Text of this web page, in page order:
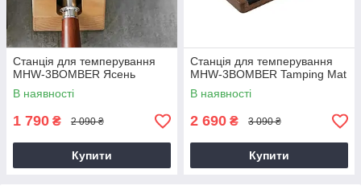
Станція для темперування
MHW-3BOMBER Ясень
В наявності
1 790 ₴ 2 090 ₴
Купити
Станція для темперування
MHW-3BOMBER Tamping Mat
В наявності
2 690 ₴ 3 090 ₴
Купити